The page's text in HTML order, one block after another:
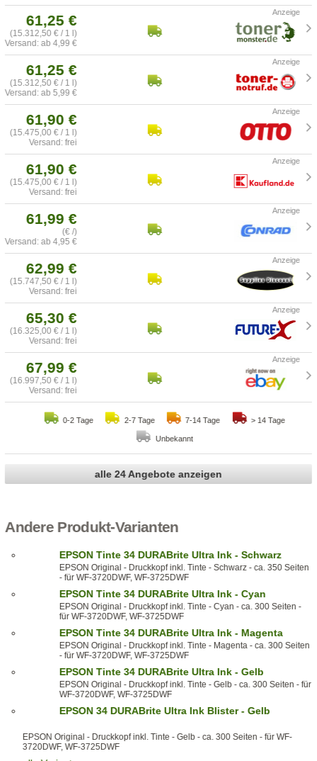
61,25 €
(15.312,50 € / 1 l)
Versand: ab 4,99 €
61,25 €
(15.312,50 € / 1 l)
Versand: ab 5,99 €
61,90 €
(15.475,00 € / 1 l)
Versand: frei
61,90 €
(15.475,00 € / 1 l)
Versand: frei
61,99 €
(€ /)
Versand: ab 4,95 €
62,99 €
(15.747,50 € / 1 l)
Versand: frei
65,30 €
(16.325,00 € / 1 l)
Versand: frei
67,99 €
(16.997,50 € / 1 l)
Versand: frei
0-2 Tage 2-7 Tage 7-14 Tage > 14 Tage
Unbekannt
alle 24 Angebote anzeigen
Andere Produkt-Varianten
EPSON Tinte 34 DURABrite Ultra Ink - Schwarz
EPSON Original - Druckkopf inkl. Tinte - Schwarz - ca. 350 Seiten
- für WF-3720DWF, WF-3725DWF
EPSON Tinte 34 DURABrite Ultra Ink - Cyan
EPSON Original - Druckkopf inkl. Tinte - Cyan - ca. 300 Seiten -
für WF-3720DWF, WF-3725DWF
EPSON Tinte 34 DURABrite Ultra Ink - Magenta
EPSON Original - Druckkopf inkl. Tinte - Magenta - ca. 300 Seiten
- für WF-3720DWF, WF-3725DWF
EPSON Tinte 34 DURABrite Ultra Ink - Gelb
EPSON Original - Druckkopf inkl. Tinte - Gelb - ca. 300 Seiten - für
WF-3720DWF, WF-3725DWF
EPSON 34 DURABrite Ultra Ink Blister - Gelb
EPSON Original - Druckkopf inkl. Tinte - Gelb - ca. 300 Seiten - für WF-
3720DWF, WF-3725DWF